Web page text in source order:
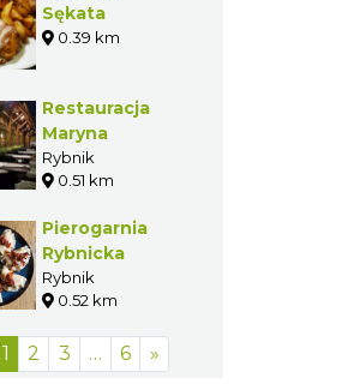
Sękata
0.39 km
Restauracja
Maryna
Rybnik
0.51 km
Pierogarnia
Rybnicka
Rybnik
0.52 km
1 2 3 … 6 »